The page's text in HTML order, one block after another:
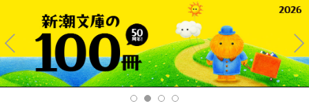
Pre
v
Ne
xt